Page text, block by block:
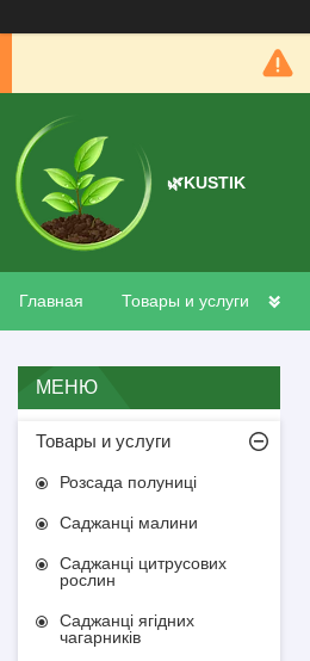
🌿KUSTIK
Главная Товары и услуги
Товары и услуги
Розсада полуниці
Саджанці малини
Саджанці цитрусових
рослин
Саджанці ягідних
чагарників